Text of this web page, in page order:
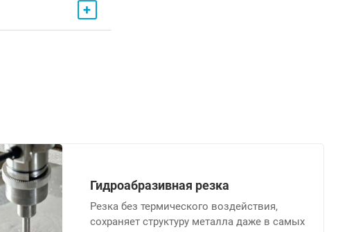
+
Гидроабразивная резка
Резка без термического воздействия,
сохраняет структуру металла даже в самых